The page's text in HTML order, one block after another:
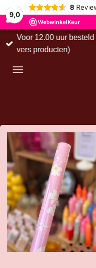
9,0
8
Voor 12.00 uur
vers producten)